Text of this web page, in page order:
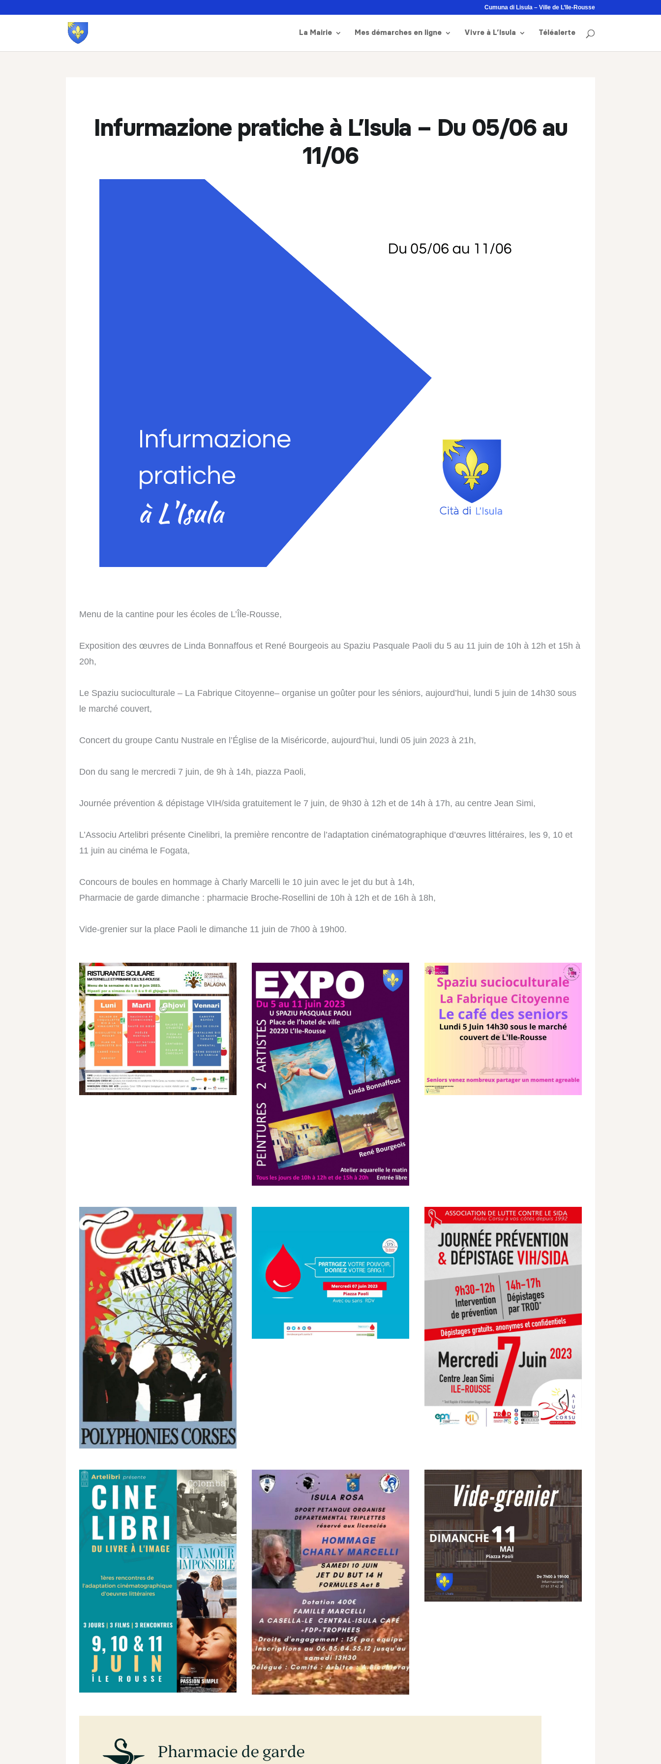
Cumuna di Lisula – Ville de L’Ile-Rousse
La Mairie Mes démarches en ligne Vivre à L’Isula Téléalerte
Infurmazione pratiche à L’Isula – Du 05/06 au
11/06
Menu de la cantine pour les écoles de L’Île-Rousse,
Exposition des œuvres de Linda Bonnaffous et René Bourgeois au Spaziu Pasquale Paoli du 5 au 11 juin de 10h à 12h et 15h à
20h,
Le Spaziu sucioculturale – La Fabrique Citoyenne– organise un goûter pour les séniors, aujourd’hui, lundi 5 juin de 14h30 sous
le marché couvert,
Concert du groupe Cantu Nustrale en l’Église de la Miséricorde, aujourd’hui, lundi 05 juin 2023 à 21h,
Don du sang le mercredi 7 juin, de 9h à 14h, piazza Paoli,
Journée prévention & dépistage VIH/sida gratuitement le 7 juin, de 9h30 à 12h et de 14h à 17h, au centre Jean Simi,
L’Associu Artelibri présente Cinelibri, la première rencontre de l’adaptation cinématographique d’œuvres littéraires, les 9, 10 et
11 juin au cinéma le Fogata,
Concours de boules en hommage à Charly Marcelli le 10 juin avec le jet du but à 14h,
Pharmacie de garde dimanche : pharmacie Broche-Rosellini de 10h à 12h et de 16h à 18h,
Vide-grenier sur la place Paoli le dimanche 11 juin de 7h00 à 19h00.